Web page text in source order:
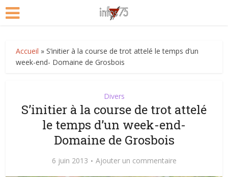
Accueil »S’initier à la course de trot attelé le temps d’un
week-end- Domaine de Grosbois
Divers
S’initier à la course de trot attelé
le temps d’un week-end-
Domaine de Grosbois
6 juin 2013 Ajouter un commentaire